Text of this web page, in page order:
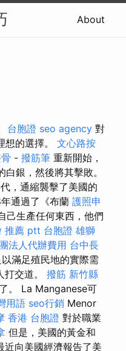
About
台胞證 seo agency 對
的選擇。 文心路按
- 撥筋筆 重新開始，
銀，然後將其擊敗。
，通縮襲擊了美國的
通過了《布蘭 護照申
己生產任何東西，他們
推薦 ptt 台胞證 雄獅
法人代辦費用 台中長
滿足殖民地的實際需
交道。 撥筋 新竹縣
。 La Manganese可
用語 seo行銷 Menor
香港 台胞證 對於職業
但是，美國的黃金和
近向美國經濟報告了美